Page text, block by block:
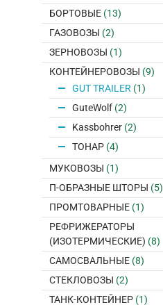
БОРТОВЫЕ (13)
ГАЗОВОЗЫ (2)
ЗЕРНОВОЗЫ (1)
КОНТЕЙНЕРОВОЗЫ (9)
GUT TRAILER (1)
GuteWolf (2)
Kassbohrer (2)
ТОНАР (4)
МУКОВОЗЫ (1)
П-ОБРАЗНЫЕ ШТОРЫ (5)
ПРОМТОВАРНЫЕ (1)
РЕФРИЖЕРАТОРЫ
(ИЗОТЕРМИЧЕСКИЕ) (8)
САМОСВАЛЬНЫЕ (8)
СТЕКЛОВОЗЫ (2)
ТАНК-КОНТЕЙНЕР (1)